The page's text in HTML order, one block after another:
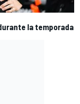
la temporada